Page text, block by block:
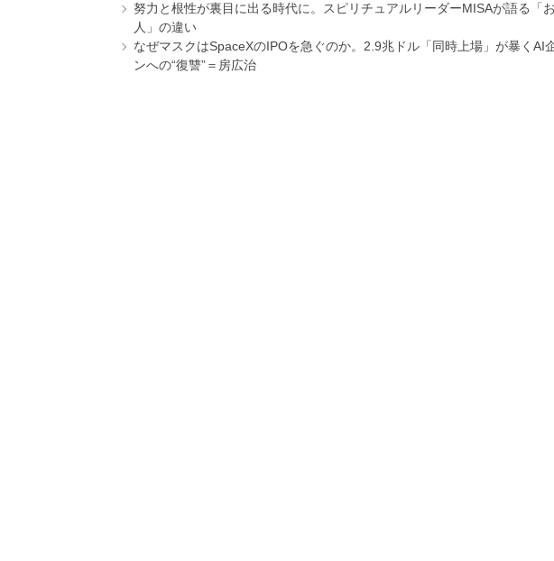
努力と根性が裏目に出る時代に。スピリチュアルリーダーMISAが語る「
人」の違い
なぜマスクはSpaceXのIPOを急ぐのか。2.9兆ドル「同時上場」が暴くAI
ンへの“復讐”＝房広治